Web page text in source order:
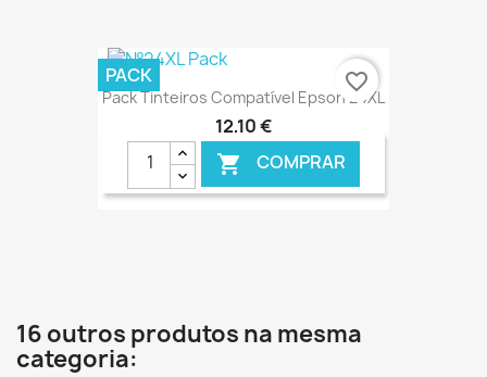
€ ONLINE
Pack Tinteiros Compatível Epson 24XL
12,10 €
 COMPRAR
PACK favorite_border
16 outros produtos na mesma
categoria: